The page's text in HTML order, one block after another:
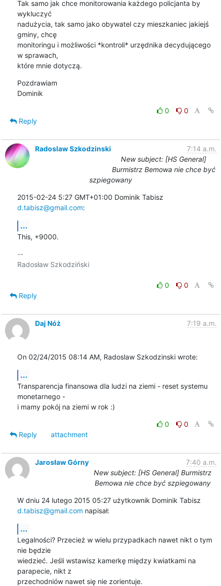
Tak samo jak chce monitorowania każdego policjanta by
wykluczyć
nadużycia, tak samo jako obywatel czy mieszkaniec jakiejś
gminy, chcę
monitoringu i możliwości *kontroli* urzędnika decydującego
w sprawach,
które mnie dotyczą.
Pozdrawiam
Dominik
0
0
Reply
Radoslaw Szkodzinski
7:14 a.m.
New subject: [HS General]
Burmistrz Bemowa nie chce być
szpiegowany
d.tabisz@gmail.com:
...
This, +9000.
--
Radosław Szkodziński
0
0
Reply
Daj Nóż 7:19 a.m.
On 02/24/2015 08:14 AM, Radoslaw Szkodzinski wrote:
...
Transparencja finansowa dla ludzi na ziemi - reset systemu
monetarnego -
i mamy pokój na ziemi w rok :)
0
0
Reply
attachment
Jarosław Górny
7:40 a.m.
New subject: [HS General] Burmistrz
Bemowa nie chce być szpiegowany
d.tabisz@gmail.com napisał:
...
Legalności? Przecież w wielu przypadkach nawet nikt o tym
nie będzie
wiedzieć. Jeśli wstawisz kamerkę między kwiatkami na
parapecie, nikt z
przechodniów nawet się nie zorientuje.